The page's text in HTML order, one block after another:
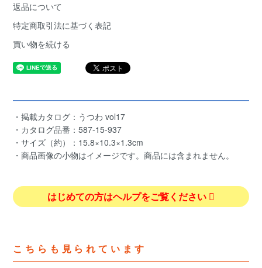
返品について
特定商取引法に基づく表記
買い物を続ける
・掲載カタログ：うつわ vol17
・カタログ品番：587-15-937
・サイズ（約）：15.8×10.3×1.3cm
・商品画像の小物はイメージです。商品には含まれません。
はじめての方はヘルプをご覧ください
こちらも見られています